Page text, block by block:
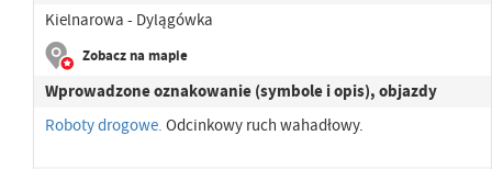
Kielnarowa - Dylągówka
Zobacz na mapie
Wprowadzone oznakowanie (symbole i opis), objazdy
Roboty drogowe. Odcinkowy ruch wahadłowy.